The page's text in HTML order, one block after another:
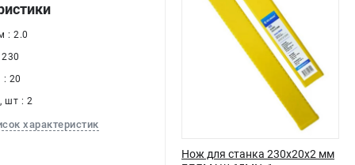
Нож для станка 230х20х2 мм
: 2.0
20
шт : 2
характеристик